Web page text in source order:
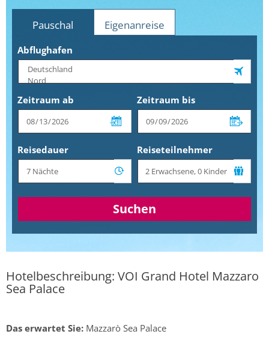
Pauschal Eigenanreise
Abflughafen
Zeitraum ab Zeitraum bis
Reisedauer Reiseteilnehmer
Suchen
Hotelbeschreibung: VOI Grand Hotel Mazzaro
Sea Palace
Das erwartet Sie: Mazzarò Sea Palace